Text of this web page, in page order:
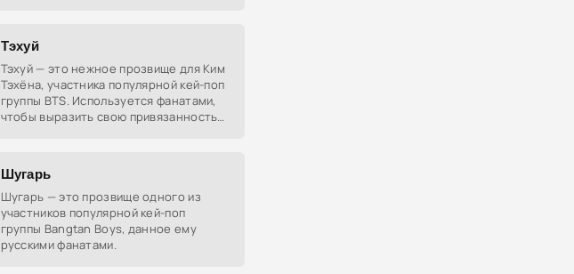
Тэхуй
Тэхуй — это нежное прозвище для Ким
Тэхёна, участника популярной кей-поп
группы BTS. Используется фанатами,
чтобы выразить свою привязанность и
Шугарь
Шугарь — это прозвище одного из
участников популярной кей-поп
группы Bangtan Boys, данное ему
русскими фанатами.